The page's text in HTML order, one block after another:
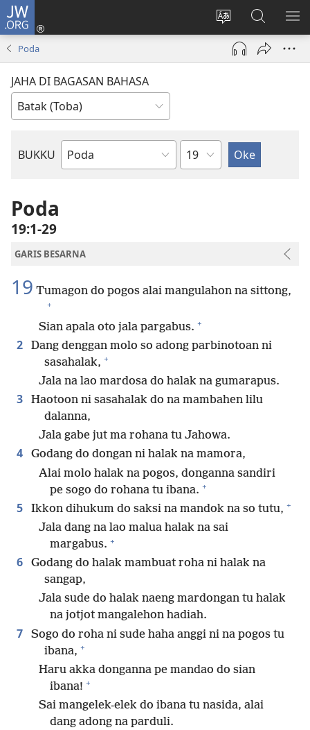
JW.ORG
Ganti
hata
situs
Log
(opens
Lului
di
JW.ORG
Poda
JAHA DI BAGASAN BAHASA
BUKKU
Bukku
Bindu
Poda
19:1-29
GARIS BESARNA
19 Tumagon do pogos alai mangulahon na sittong,
+
Sian apala oto jala pargabus. +
2
Dang denggan molo so adong parbinotoan ni
sasahalak, +
Jala na lao mardosa do halak na gumarapus.
3
Haotoon ni sasahalak do na mambahen lilu
dalanna,
Jala gabe jut ma rohana tu Jahowa.
4
Godang do dongan ni halak na mamora,
Alai molo halak na pogos, donganna sandiri
pe sogo do rohana tu ibana. +
5 Ikkon dihukum do saksi na mandok na so tutu, +
Jala dang na lao malua halak na sai
margabus. +
6
Godang do halak mambuat roha ni halak na
sangap,
Jala sude do halak naeng mardongan tu halak
na jotjot mangalehon hadiah.
7
Sogo do roha ni sude haha anggi ni na pogos tu
ibana, +
Haru akka donganna pe mandao do sian
ibana! +
Sai mangelek-elek do ibana tu nasida, alai
dang adong na parduli.